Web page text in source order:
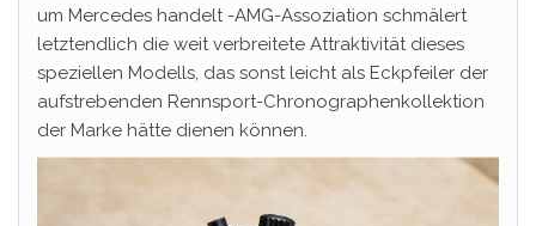
um Mercedes handelt -AMG-Assoziation schmälert
letztendlich die weit verbreitete Attraktivität dieses
speziellen Modells, das sonst leicht als Eckpfeiler der
aufstrebenden Rennsport-Chronographenkollektion
der Marke hätte dienen können.